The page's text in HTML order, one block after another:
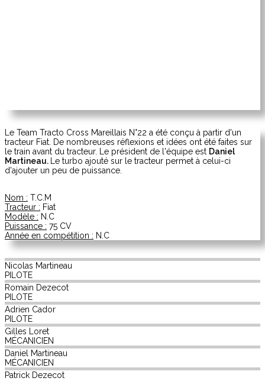
Le Team Tracto Cross Mareillais N°22 a été conçu à partir d'un
tracteur Fiat. De nombreuses réflexions et idées ont été faites sur
le train avant du tracteur. Le président de l'équipe est Daniel
Martineau.
Le turbo ajouté sur le tracteur permet à celui-ci
d'ajouter un peu de puissance.
Nom : T.C.M
Tracteur : Fiat
Modèle : N.C
Puissance : 75 CV
Année en compétition : N.C
Nicolas Martineau
PILOTE
Romain Dezecot
PILOTE
Adrien Cador
PILOTE
Gilles
Loret
MÉCANICIEN
Daniel
Martineau
MÉCANICIEN
Patrick Dezecot